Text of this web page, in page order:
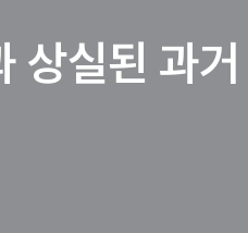
실된 과거
수